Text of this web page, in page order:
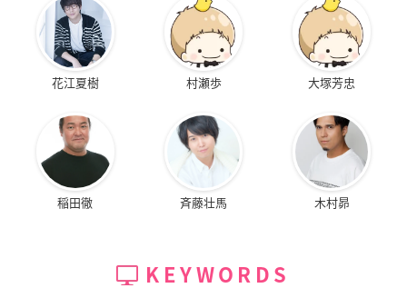
花江夏樹 村瀬歩 大塚芳忠
稲田徹 斉藤壮馬 木村昴
KEYWORDS